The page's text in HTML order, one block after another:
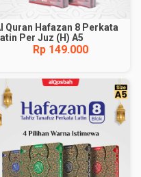
Quran Hafazan 8 Perkata
Per Juz (H) A5
Rp 149.000